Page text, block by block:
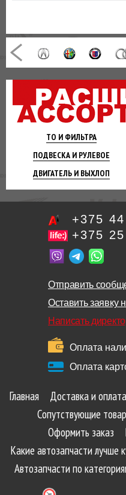
ТО И ФИЛЬТРА
ПОДВЕСКА И РУЛЕВОЕ
ДВИГАТЕЛЬ И ВЫХЛОП
+375
+375
Отправить
Оставить заявку
Написать
Оплата
Оплата
Главная Доставка и оплата
Сопутствующие
Оформить заказ
Какие автозапчасти лучше
Автозапчасти по